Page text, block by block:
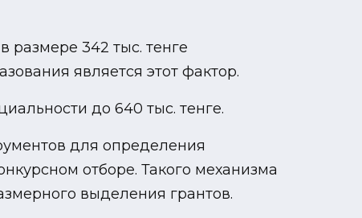
размере 342 тыс. тенге
является этот фактор.
до 640 тыс. тенге.
для определения
отборе. Такого механизма
выделения грантов.